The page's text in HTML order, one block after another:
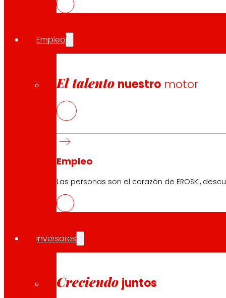
Empleo
El talento nuestro motor
Empleo
Las personas son el corazón de EROSKI,
Inversores
Creciendo juntos
La red de franquicias EROSKI, que ha cumplido 45
supermercados franquiciados. Continúa así
Premio al Mejor Franquiciador de alimentación de
apoyo y asesoramiento a los franquiciados de
en definitiva, una excelente gestión de su red de
El objetivo de estos premios de prestigio